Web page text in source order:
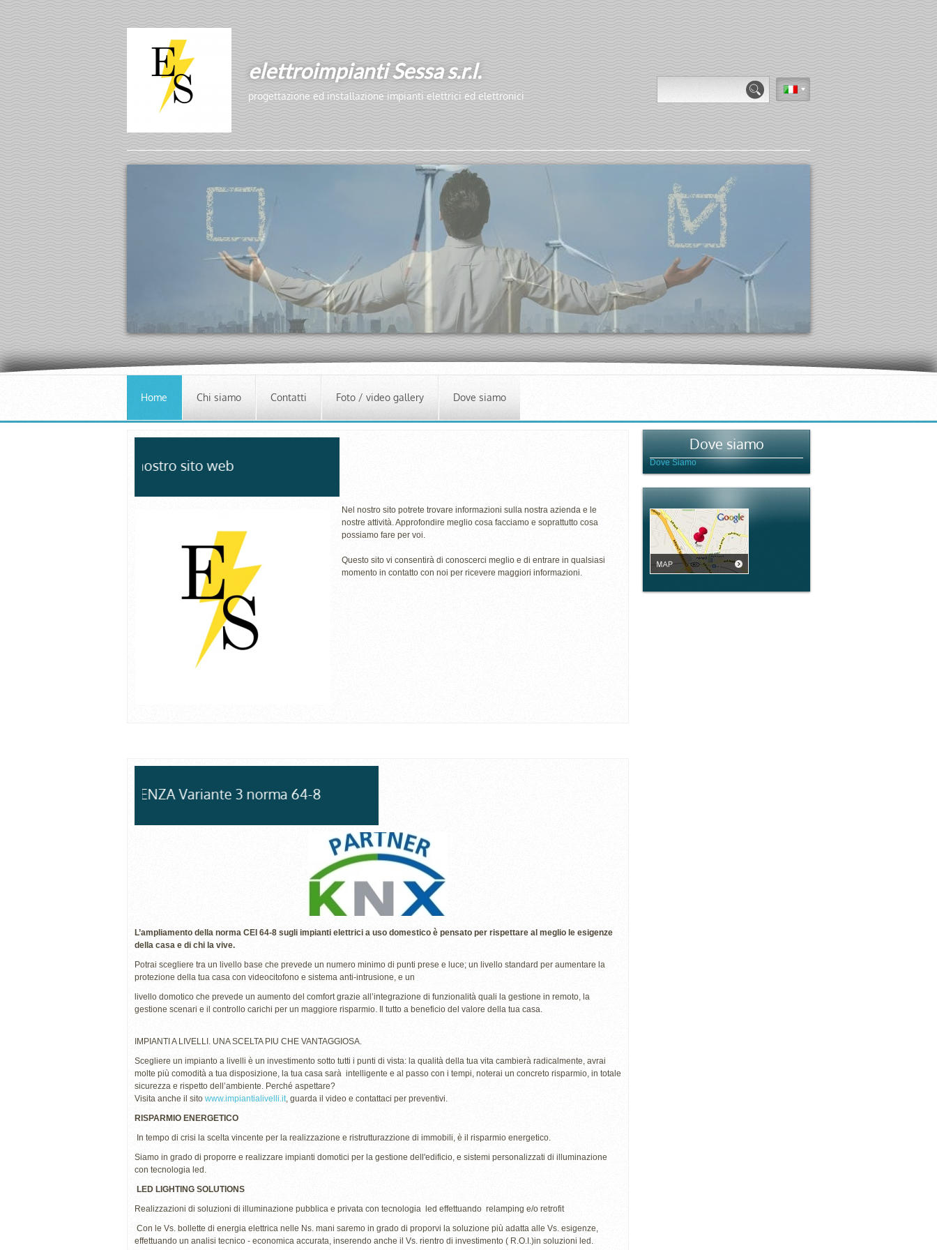
elettroimpianti Sessa s.r.l.
progettazione ed installazione impianti elettrici ed elettronici
Home Chi siamo Contatti Foto / video gallery Dove siamo
Benvenuti nel nostro sito web
Nel nostro sito potrete trovare informazioni sulla nostra azienda e le
nostre attività. Approfondire meglio cosa facciamo e soprattutto cosa
possiamo fare per voi.
Questo sito vi consentirà di conoscerci meglio e di entrare in qualsiasi
momento in contatto con noi per ricevere maggiori informazioni.
IN EVIDENZA Variante 3 norma 64-8
L’ampliamento della norma CEI 64-8 sugli impianti elettrici a uso domestico è pensato per rispettare al meglio le esigenze
della casa e di chi la vive.
Potrai scegliere tra un livello base che prevede un numero minimo di punti prese e luce; un livello standard per aumentare la
protezione della tua casa con videocitofono e sistema anti-intrusione, e un
livello domotico che prevede un aumento del comfort grazie all’integrazione di funzionalità quali la gestione in remoto, la
gestione scenari e il controllo carichi per un maggiore risparmio. Il tutto a beneficio del valore della tua casa.
IMPIANTI A LIVELLI. UNA SCELTA PIU CHE VANTAGGIOSA.
Scegliere un impianto a livelli è un investimento sotto tutti i punti di vista: la qualità della tua vita cambierà radicalmente, avrai
molte più comodità a tua disposizione, la tua casa sarà intelligente e al passo con i tempi, noterai un concreto risparmio, in totale
sicurezza e rispetto dell’ambiente. Perché aspettare?
Visita anche il sito www.impiantialivelli.it, guarda il video e contattaci per preventivi.
RISPARMIO ENERGETICO
In tempo di crisi la scelta vincente per la realizzazione e ristrutturazzione di immobili, è il risparmio energetico.
Siamo in grado di proporre e realizzare impianti domotici per la gestione dell'edificio, e sistemi personalizzati di illuminazione
con tecnologia led.
LED LIGHTING SOLUTIONS
Realizzazioni di soluzioni di illuminazione pubblica e privata con tecnologia led effettuando relamping e/o retrofit
Con le Vs. bollette di energia elettrica nelle Ns. mani saremo in grado di proporvi la soluzione più adatta alle Vs. esigenze,
effettuando un analisi tecnico - economica accurata, inserendo anche il Vs. rientro di investimento ( R.O.I.)in soluzioni led.
Dove siamo
Dove Siamo